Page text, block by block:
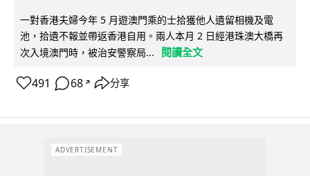
一對香港夫婦今年 5 月遊澳門乘的士拾獲他人遺留相機及電
池，拾遺不報並帶返香港自用。兩人本月 2 日經港珠澳大橋再
次入境澳門時，被治安警察局...
閱讀全文
491 68 ↗ 分享
ADVERTISEMENT